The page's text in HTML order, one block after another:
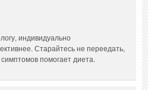
индивидуально
Старайтесь не переедать,
помогает диета.